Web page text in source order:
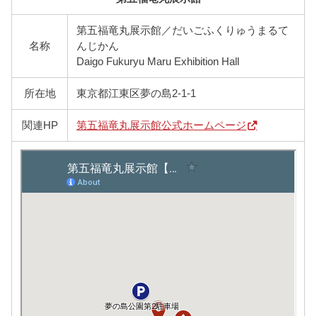
名称
第五福竜丸展示館／だいごふくりゅうまるて
んじかん
Daigo Fukuryu Maru Exhibition Hall
所在地 東京都江東区夢の島2-1-1
関連HP 第五福竜丸展示館公式ホームページ